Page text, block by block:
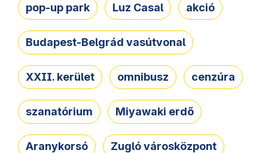
pop-up park Luz Casal akció
Budapest-Belgrád vasútvonal
XXII. kerület omnibusz cenzúra
szanatórium Miyawaki erdő
Aranykorsó Zugló városközpont